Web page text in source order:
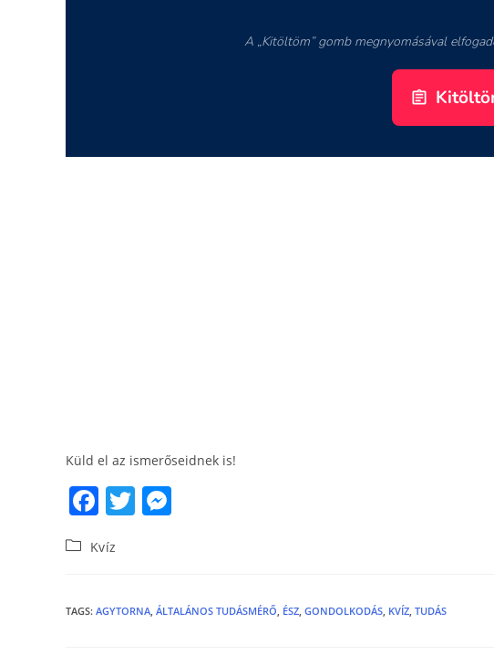
Küld el az ismerőseidnek is!
F
c
b
T
n
Kvíz
TAGS: AGYTORNA, ÁLTALÁNOS TUDÁSMÉRŐ, ÉSZ, GONDOLKODÁS, KVÍZ, TUDÁS